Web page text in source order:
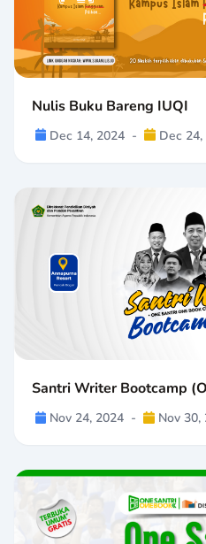
Nulis Buku Bareng IUQI
Dec 14, 2024 - Dec
Santri Writer Bootcamp
Nov 24, 2024 - Nov 30,